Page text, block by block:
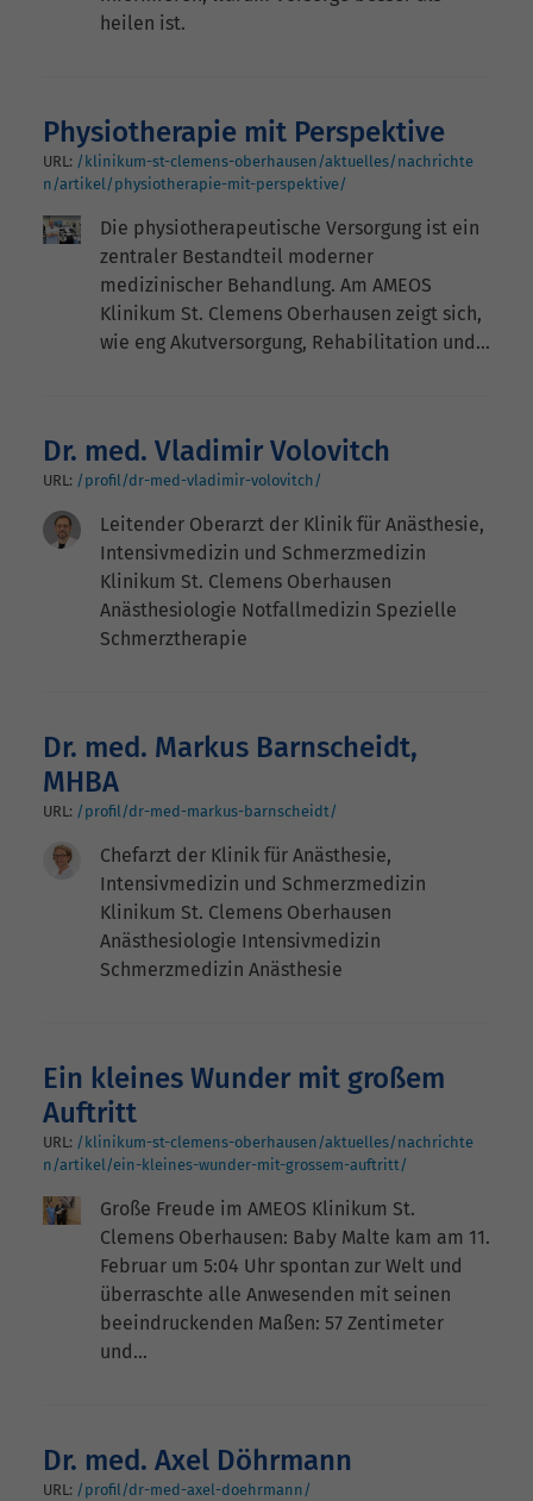
heilen ist.
Physiotherapie mit Perspektive
URL: /klinikum-st-clemens-oberhausen/aktuelles/nachrichte
n/artikel/physiotherapie-mit-perspektive/
Die physiotherapeutische Versorgung ist ein
zentraler Bestandteil moderner
medizinischer Behandlung. Am AMEOS
Klinikum St. Clemens Oberhausen zeigt sich,
wie eng Akutversorgung, Rehabilitation und…
Dr. med. Vladimir Volovitch
URL: /profil/dr-med-vladimir-volovitch/
Leitender Oberarzt der Klinik für Anästhesie,
Intensivmedizin und Schmerzmedizin
Klinikum St. Clemens Oberhausen
Anästhesiologie Notfallmedizin Spezielle
Schmerztherapie
Dr. med. Markus Barnscheidt,
MHBA
URL: /profil/dr-med-markus-barnscheidt/
Chefarzt der Klinik für Anästhesie,
Intensivmedizin und Schmerzmedizin
Klinikum St. Clemens Oberhausen
Anästhesiologie Intensivmedizin
Schmerzmedizin Anästhesie
Ein kleines Wunder mit großem
Auftritt
URL: /klinikum-st-clemens-oberhausen/aktuelles/nachrichte
n/artikel/ein-kleines-wunder-mit-grossem-auftritt/
Große Freude im AMEOS Klinikum St.
Clemens Oberhausen: Baby Malte kam am 11.
Februar um 5:04 Uhr spontan zur Welt und
überraschte alle Anwesenden mit seinen
beeindruckenden Maßen: 57 Zentimeter
und…
Dr. med. Axel Döhrmann
URL: /profil/dr-med-axel-doehrmann/